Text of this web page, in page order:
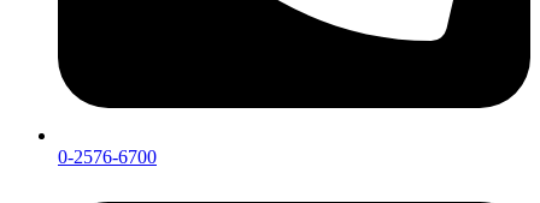
0-2576-6700